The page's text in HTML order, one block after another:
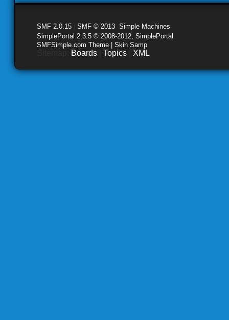
SMF 2.0.15 SMF © 2013 Simple Machines
SimplePortal 2.3.5 © 2008-2012, SimplePortal
SMFSimple.com Theme | Skin Samp
Boards Topics XML